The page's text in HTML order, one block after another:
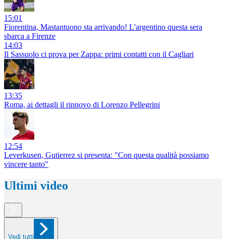
15:01
Fiorentina, Mastantuono sta arrivando! L'argentino questa sera
sbarca a Firenze
14:03
Il Sassuolo ci prova per Zappa: primi contatti con il Cagliari
13:35
Roma, ai dettagli il rinnovo di Lorenzo Pellegrini
12:54
Leverkusen, Gutierrez si presenta: "Con questa qualità possiamo
vincere tanto"
Ultimi video
Vedi tutti